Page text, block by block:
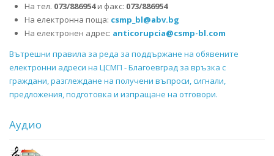
На тел. 073/886954и факс: 073/886954
На електронна поща: csmp_bl@abv.bg
На електронен адрес: anticorupcia@csmp-bl.com
Вътрешни правила за реда за поддържане на обявените
електронни адреси на ЦСМП - Благоевград за връзка с
граждани, разглеждане на получени въпроси, сигнали,
предложения, подготовка и изпращане на отговори.
Аудио